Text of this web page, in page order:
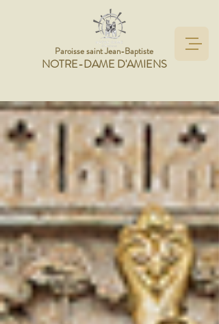
NOTRE-DAME D'AMIENS
Paroisse saint Jean-Baptiste